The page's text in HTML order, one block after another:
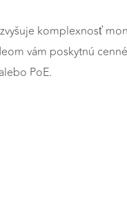
komplexnosť
vám poskytnú
PoE.